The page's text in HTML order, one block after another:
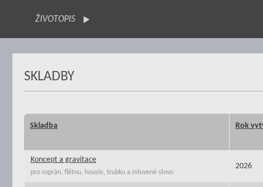
ŽIVOTOPIS
SKLADBY
Skladba Rok
Koncept a gravitace
pro soprán, flétnu, housle, trubku a mluvené slovo
2026